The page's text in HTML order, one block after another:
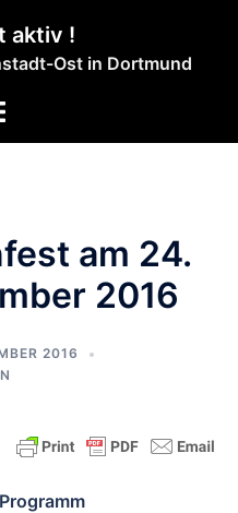
aktiv !
Ost in Dortmund
am 24.
2016
2016